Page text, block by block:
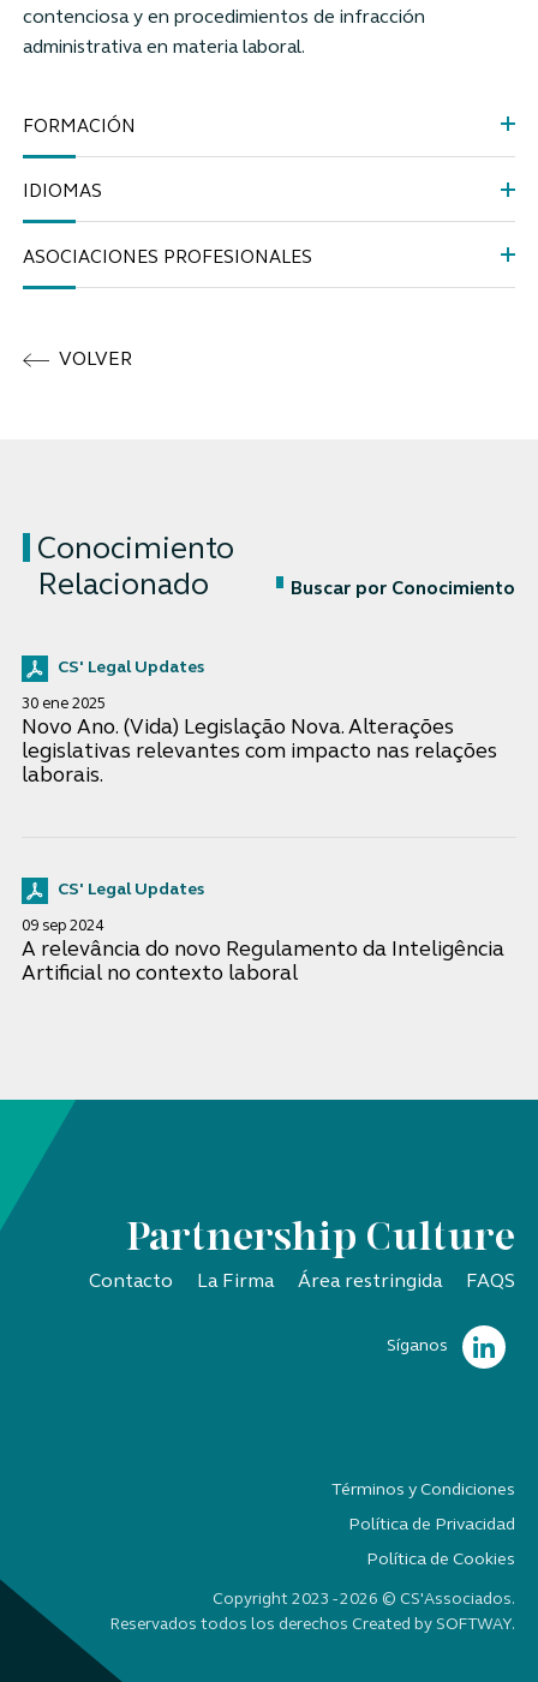
contenciosa y en procedimientos de infracción
administrativa en materia laboral.
FORMACIÓN
IDIOMAS
ASOCIACIONES PROFESIONALES
VOLVER
Conocimiento
Relacionado
Buscar por Conocimiento
CS' Legal Updates
30 ene 2025
Novo Ano. (Vida) Legislação Nova. Alterações
legislativas relevantes com impacto nas relações
laborais.
CS' Legal Updates
09 sep 2024
A relevância do novo Regulamento da Inteligência
Artificial no contexto laboral
Partnership Culture
Contacto La Firma Área restringida FAQS
Síganos
Términos y Condiciones
Política de Privacidad
Política de Cookies
Copyright 2023 - 2026 © CS'Associados.
Reservados todos los derechos Created by SOFTWAY.